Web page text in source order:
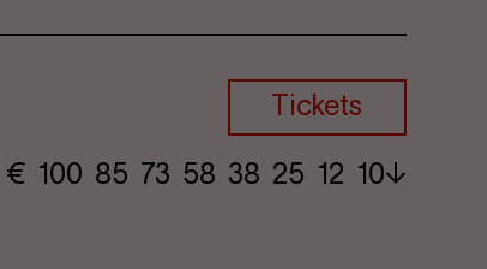
Tickets
€ ​ 100 85 73​ 58 38 25​ 12 10